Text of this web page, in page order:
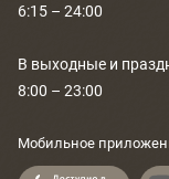
6:15 – 24:00
В выходные и
8:00 – 23:00
Мобильное